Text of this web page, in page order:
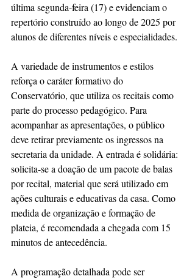
última segunda-feira (17) e evidenciam o
repertório construído ao longo de 2025 por
alunos de diferentes níveis e especialidades.
A variedade de instrumentos e estilos
reforça o caráter formativo do
Conservatório, que utiliza os recitais como
parte do processo pedagógico. Para
acompanhar as apresentações, o público
deve retirar previamente os ingressos na
secretaria da unidade. A entrada é solidária:
solicita-se a doação de um pacote de balas
por recital, material que será utilizado em
ações culturais e educativas da casa. Como
medida de organização e formação de
plateia, é recomendada a chegada com 15
minutos de antecedência.
A programação detalhada pode ser